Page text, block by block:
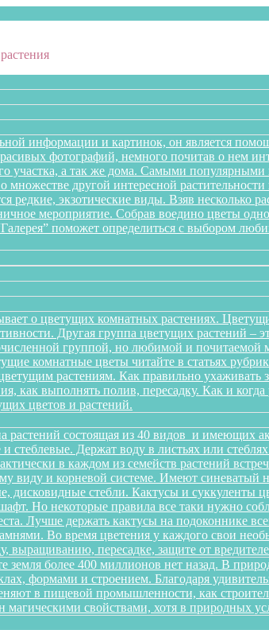
информации и картинок, он является
фотографий, немного почитав о нем
участка, а так же дома. Самыми
другой интересной растительности
редкие, экзотические виды. Взяв несколько
мероприятие. Собрав воедино цветы
поможет определиться с выбором
о цветущих комнатных растениях.
Другая группа цветущих растений
группой, но любимой и
комнатные цветы читайте в статьях
растениям. Как правильно
как выполнять полив, пересадку. Как и
цветов и растений.
растений состоящая из 40 видов и имеющих
и стеблевые. Держат воду в листьях или
в каждом из семейств растений
и корневой системе. Имеют синеватый
дисковидные стебли. Кактусы и суккуленты
Но некоторые правила все таки нужно
Лучше держать кактусы на подоконнике
Во время цветения у каждого свои
выращиванию, пересадке, защите от
земля более 400 миллионов нет назад. В
формами и строением. Благодаря
в пищевой промышленности, как
свойствами, хотя в природных